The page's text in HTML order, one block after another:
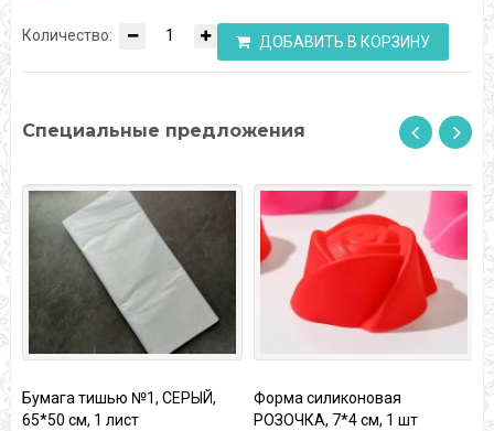
Количество: ДОБАВИТЬ В КОРЗИНУ
Специальные предложения
Бумага тишью №1, СЕРЫЙ,
65*50 см, 1 лист
Форма силиконовая
РОЗОЧКА, 7*4 см, 1 шт